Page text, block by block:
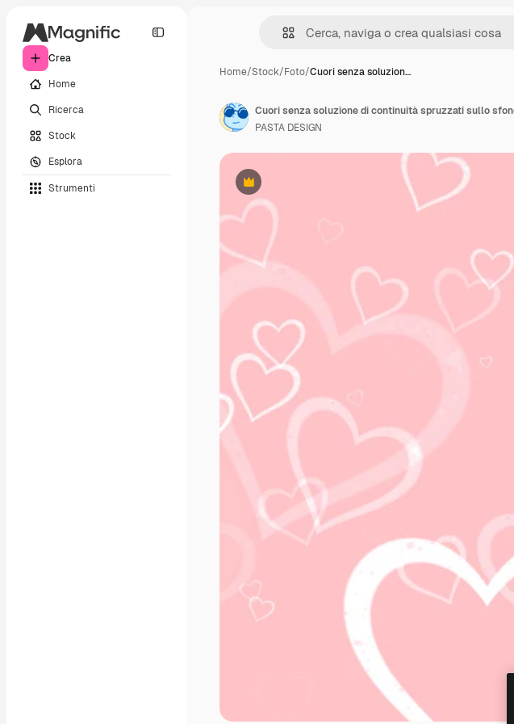
Crea
Home
Ricerca
Stock
Esplora
Strumenti
Home/Stock/Foto/Cuori senza soluzion…
Premium
PASTA DESIGN